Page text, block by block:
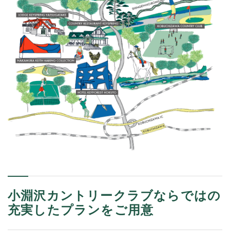
小淵沢カントリークラブならではの
充実したプランをご用意